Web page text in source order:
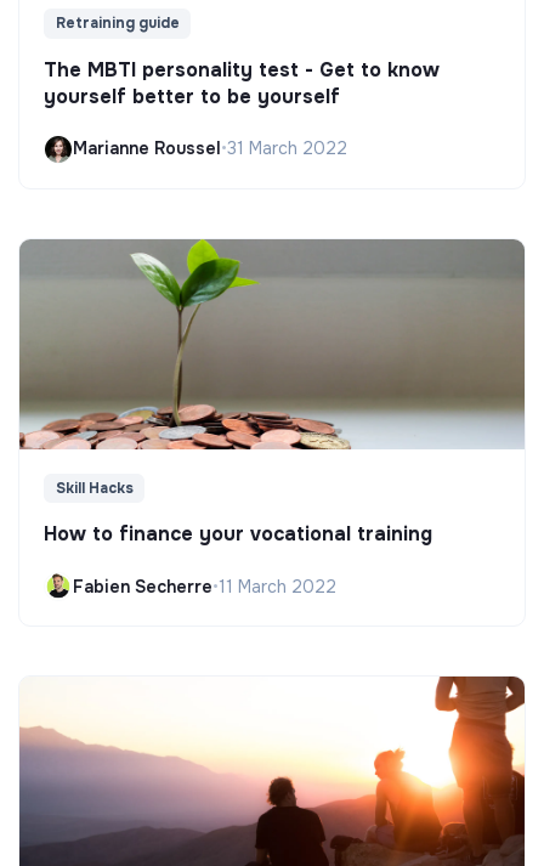
Retraining guide
The MBTI personality test - Get to know
yourself better to be yourself
Marianne Roussel•31 March 2022
Skill Hacks
How to finance your vocational training
Fabien Secherre•11 March 2022